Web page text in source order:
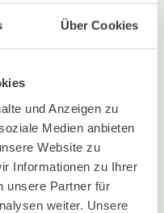
Über Cookies
und Anzeigen zu
Medien anbieten
Website zu
Informationen zu Ihrer
unsere Partner für
weiter. Unsere
unsere Lernplattform!